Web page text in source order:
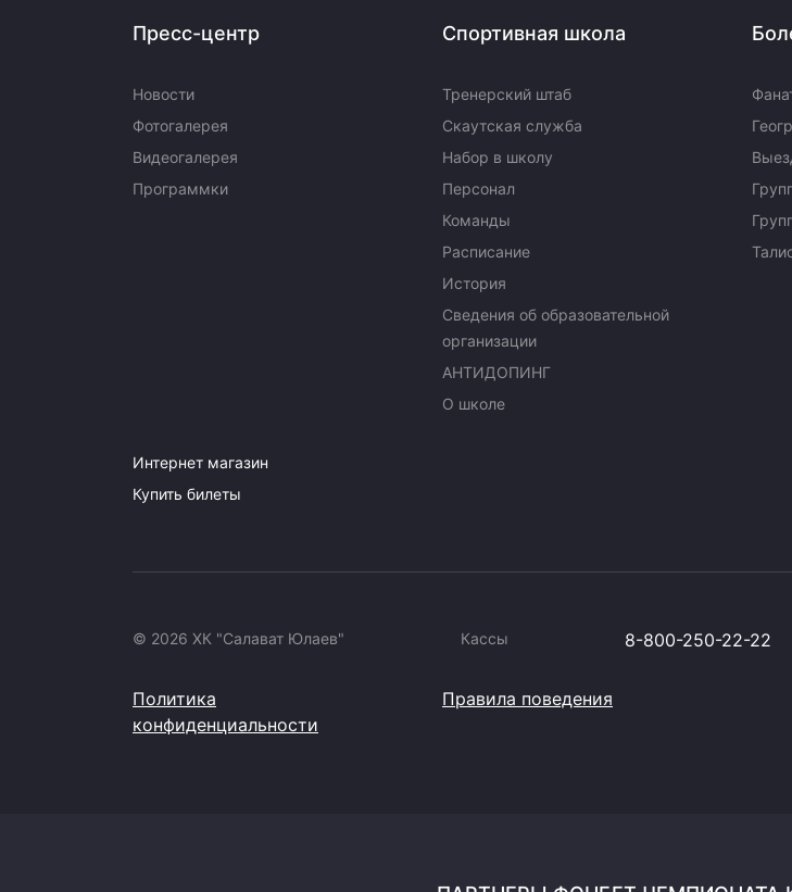
Пресс-центр
Новости
Фотогалерея
Видеогалерея
Программки
Спортивная школа
Тренерский штаб
Скаутская служба
Набор в школу
Персонал
Команды
Расписание
История
Сведения об образовательной
организации
АНТИДОПИНГ
О школе
Интернет магазин
Купить билеты
© 2026 ХК "Салават Юлаев" Кассы 8-800-250-22-22
Политика
конфиденциальности
Правила поведения